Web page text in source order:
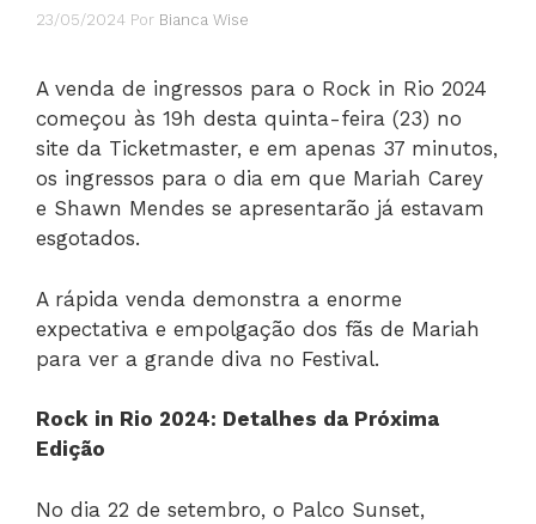
23/05/2024 Por Bianca Wise
A venda de ingressos para o Rock in Rio 2024
começou às 19h desta quinta-feira (23) no
site da Ticketmaster, e em apenas 37 minutos,
os ingressos para o dia em que Mariah Carey
e Shawn Mendes se apresentarão já estavam
esgotados.
A rápida venda demonstra a enorme
expectativa e empolgação dos fãs de Mariah
para ver a grande diva no Festival.
Rock in Rio 2024: Detalhes da Próxima
Edição
No dia 22 de setembro, o Palco Sunset,